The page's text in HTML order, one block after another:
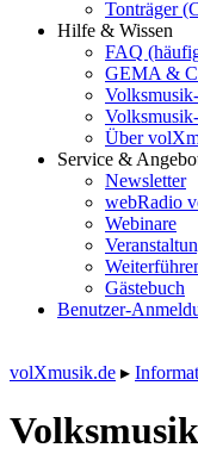
Tonträger
Hilfe & Wissen
FAQ
GEMA &
Über
Service &
Newsletter
webRadio
Webinare
Gästebuch
Benutzer-
volXmusik.de ▸